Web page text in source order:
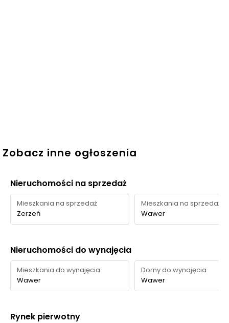
Zobacz inne ogłoszenia
Nieruchomości na sprzedaż
Mieszkania na sprzedaż
Zerzeń
Mieszkania na sprzedaż
Wawer
Nieruchomości do wynajęcia
Mieszkania do wynajęcia
Wawer
Domy do wynajęcia
Wawer
Rynek pierwotny